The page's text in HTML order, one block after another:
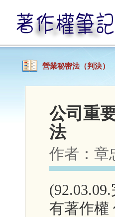
營業秘密法（判決）
公司重
法
作者： 章
有著作權